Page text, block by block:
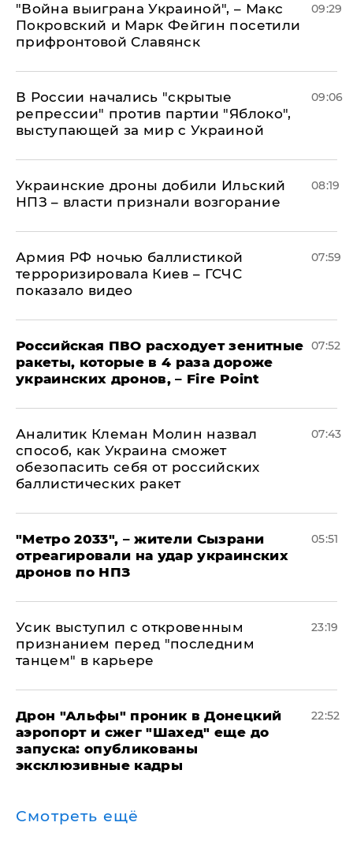
"Война выиграна Украиной", – Макс
Покровский и Марк Фейгин посетили
прифронтовой Славянск
09:29
В России начались "скрытые
репрессии" против партии "Яблоко",
выступающей за мир с Украиной
09:06
Украинские дроны добили Ильский
НПЗ – власти признали возгорание
08:19
Армия РФ ночью баллистикой
терроризировала Киев – ГСЧС
показало видео
07:59
Российская ПВО расходует зенитные
ракеты, которые в 4 раза дороже
украинских дронов, – Fire Point
07:52
Аналитик Клеман Молин назвал
способ, как Украина сможет
обезопасить себя от российских
баллистических ракет
07:43
"Метро 2033", – жители Сызрани
отреагировали на удар украинских
дронов по НПЗ
05:51
Усик выступил с откровенным
признанием перед "последним
танцем" в карьере
23:19
Дрон "Альфы" проник в Донецкий
аэропорт и сжег "Шахед" еще до
запуска: опубликованы
эксклюзивные кадры
22:52
Смотреть ещё